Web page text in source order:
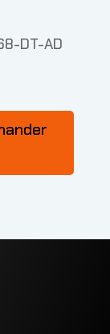
DT-AD